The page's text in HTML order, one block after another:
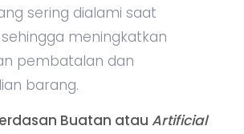
sering dialami saat
meningkatkan
pembatalan dan
barang.
Buatan atau Artificial